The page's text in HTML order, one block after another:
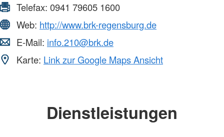
Telefax: 0941 79605 1600
Web: http://www.brk-regensburg.de
E-Mail: info.210@brk.de
Karte: Link zur Google Maps Ansicht
Dienstleistungen